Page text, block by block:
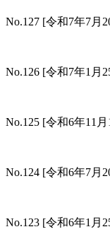
No.127 [令和7年7月
No.126 [令和7年1月
No.125 [令和6年11
No.124 [令和6年7月
No.123 [令和6年1月